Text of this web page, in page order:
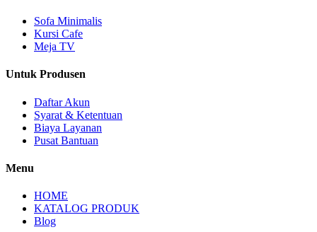
Sofa Minimalis
Kursi Cafe
Meja TV
Untuk Produsen
Daftar Akun
Syarat & Ketentuan
Biaya Layanan
Pusat Bantuan
Menu
HOME
KATALOG PRODUK
Blog